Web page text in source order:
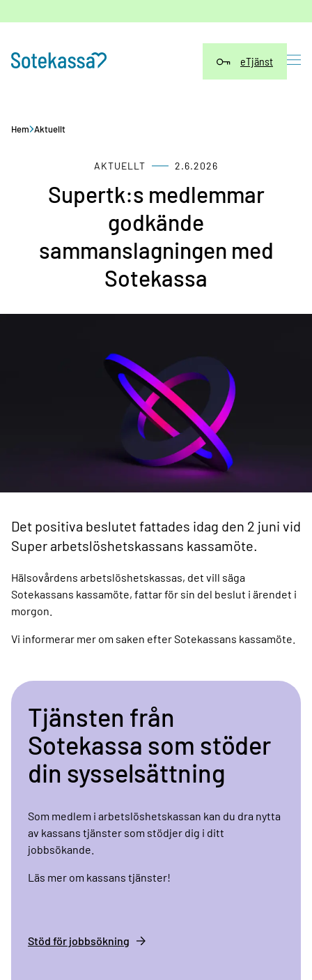
eTjänst
Hem Aktuellt
AKTUELLT 2.6.2026
Supertk:s medlemmar
godkände
sammanslagningen med
Sotekassa
Det positiva beslutet fattades idag den 2 juni vid
Super arbetslöshetskassans kassamöte.
Hälsovårdens arbetslöshetskassas, det vill säga
Sotekassans kassamöte, fattar för sin del beslut i ärendet i
morgon.
Vi informerar mer om saken efter Sotekassans kassamöte.
Tjänsten från
Sotekassa som stöder
din sysselsättning
Som medlem i arbetslöshetskassan kan du dra nytta
av kassans tjänster som stödjer dig i ditt
jobbsökande.
Läs mer om kassans tjänster!
Stöd för jobbsökning